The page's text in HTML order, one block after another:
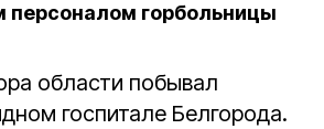
персоналом горбольницы
области побывал
госпитале Белгорода.